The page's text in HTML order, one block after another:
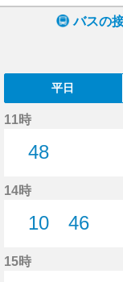
バスの
平日
11時
48
14時
10
46
15時